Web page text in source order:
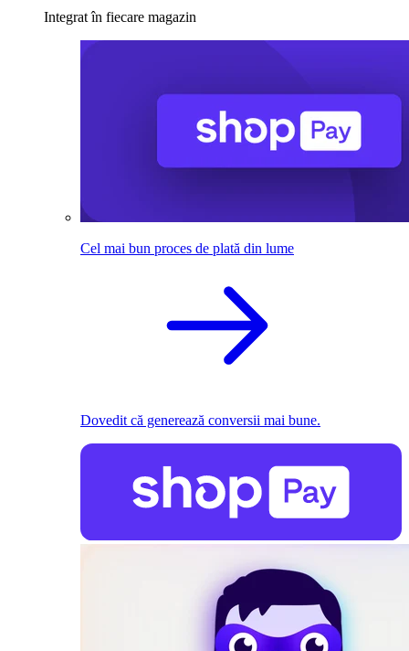
Integrat în fiecare magazin
Cel mai bun proces de plată din lume
Dovedit că generează conversii mai bune.